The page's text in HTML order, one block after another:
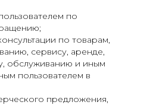
по
по товарам,
сервису, аренде,
обслуживанию и иным
пользователем в
предложения,